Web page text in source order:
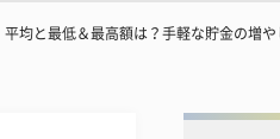
均と最低＆最高額は？手軽な貯金の増や